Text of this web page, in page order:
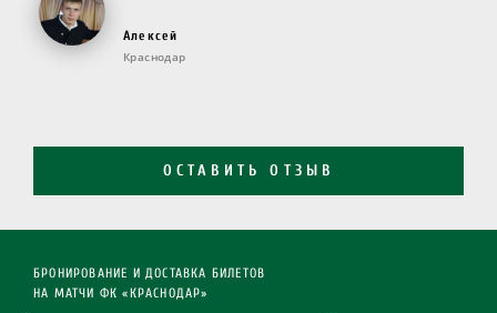
Алексей
Краснодар
ОСТАВИТЬ ОТЗЫВ
БРОНИРОВАНИЕ И ДОСТАВКА БИЛЕТОВ
НА МАТЧИ ФК «КРАСНОДАР»